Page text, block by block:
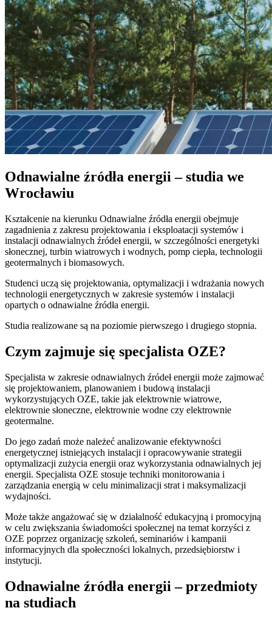
Odnawialne źródła energii – studia we
Wrocławiu
Kształcenie na kierunku Odnawialne źródła energii obejmuje
zagadnienia z zakresu projektowania i eksploatacji systemów i
instalacji odnawialnych źródeł energii, w szczególności energetyki
słonecznej, turbin wiatrowych i wodnych, pomp ciepła, technologii
geotermalnych i biomasowych.
Studenci uczą się projektowania, optymalizacji i wdrażania nowych
technologii energetycznych w zakresie systemów i instalacji
opartych o odnawialne źródła energii.
Studia realizowane są na poziomie pierwszego i drugiego stopnia.
Czym zajmuje się specjalista OZE?
Specjalista w zakresie odnawialnych źródeł energii może zajmować
się projektowaniem, planowaniem i budową instalacji
wykorzystujących OZE, takie jak elektrownie wiatrowe,
elektrownie słoneczne, elektrownie wodne czy elektrownie
geotermalne.
Do jego zadań może należeć analizowanie efektywności
energetycznej istniejących instalacji i opracowywanie strategii
optymalizacji zużycia energii oraz wykorzystania odnawialnych jej
energii. Specjalista OZE stosuje techniki monitorowania i
zarządzania energią w celu minimalizacji strat i maksymalizacji
wydajności.
Może także angażować się w działalność edukacyjną i promocyjną
w celu zwiększania świadomości społecznej na temat korzyści z
OZE poprzez organizację szkoleń, seminariów i kampanii
informacyjnych dla społeczności lokalnych, przedsiębiorstw i
instytucji.
Odnawialne źródła energii – przedmioty
na studiach